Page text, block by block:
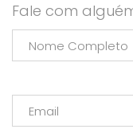
Fale com